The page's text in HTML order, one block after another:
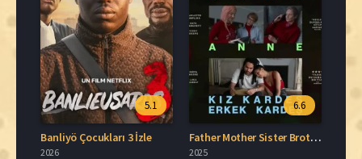
5.1
Banliyö Çocukları 3 İzle
2026
6.6
Father Mother Sister Brother Türkçe Dublaj İzle
2025